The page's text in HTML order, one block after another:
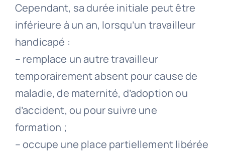
Cependant, sa durée initiale peut être
inférieure à un an, lorsqu’un travailleur
handicapé :
– remplace un autre travailleur
temporairement absent pour cause de
maladie, de maternité, d’adoption ou
d’accident, ou pour suivre une
formation ;
– occupe une place partiellement libérée